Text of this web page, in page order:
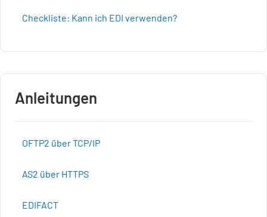
Checkliste: Kann ich EDI verwenden?
Anleitungen
OFTP2 über TCP/IP
AS2 über HTTPS
EDIFACT